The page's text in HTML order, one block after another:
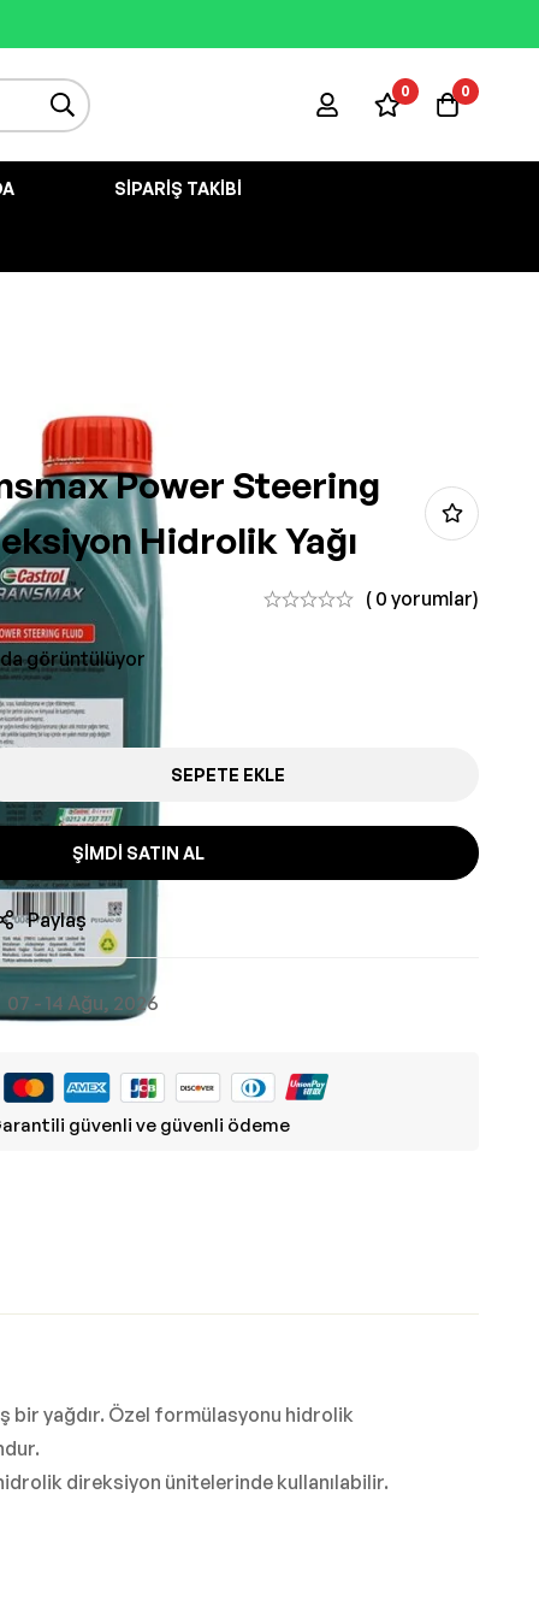
0 0
SIPARIŞ TAKIBI
Power Steering
Hidrolik Yağı
( 0 yorumlar)
görüntülüyor
SEPETE EKLE
ŞIMDI SATIN AL
Paylaş
07 - 14 Ağu, 2026
güvenli ve güvenli ödeme
yağdır. Özel formülasyonu hidrolik
direksiyon ünitelerinde kullanılabilir.